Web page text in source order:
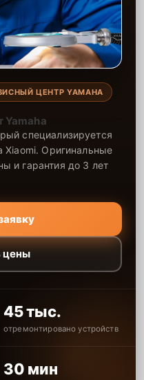
ЦЕНТР YAMAHA
Yamaha
специализируется
Xiaomi. Оригинальные
и гарантия до 3 лет
цены
45 тыс.
отремонтировано устройств
30 мин